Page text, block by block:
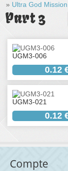
» Ultra God Mission
Part 3
UGM3-006
0.12
UGM3-021
0.12
Compte